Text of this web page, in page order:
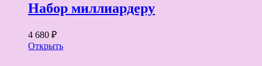
Набор миллиардеру
4 680 ₽
Открыть